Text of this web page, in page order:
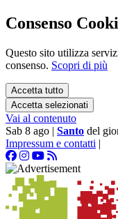
Consenso
Questo sito utilizza
consenso. Scopri di più
Accetta tutto
Accetta selezionati
Vai al contenuto
Sab 8 ago | Santo del
Impressum e contatti |